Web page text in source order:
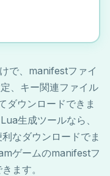
で、manifestファイ
、キー関連ファイル
ダウンロードできま
生成ツールなら、
なダウンロードでま
ゲームのmanifestフ
ます。